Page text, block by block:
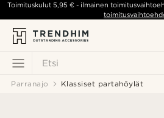
Etsi
Toimituskulut5,95 € - ilmainen
Parranajo Klassiset partahöylät